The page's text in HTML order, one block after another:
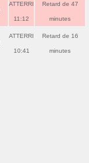
ATTERRI
11:12
Retard de 47
minutes
ATTERRI
10:41
Retard de 16
minutes